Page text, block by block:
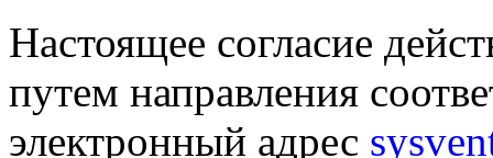
Настоящее согласие
путем направления
электронный адрес